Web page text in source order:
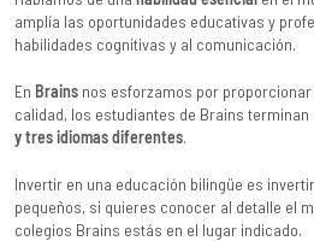
amplía las oportunidades educativas y
habilidades cognitivas y al comunicación.
En Brains nos esforzamos por
calidad, los estudiantes de Brains
y tres idiomas diferentes.
Invertir en una educación bilingüe es
pequeños, si quieres conocer al detalle el
colegios Brains estás en el lugar indicado.